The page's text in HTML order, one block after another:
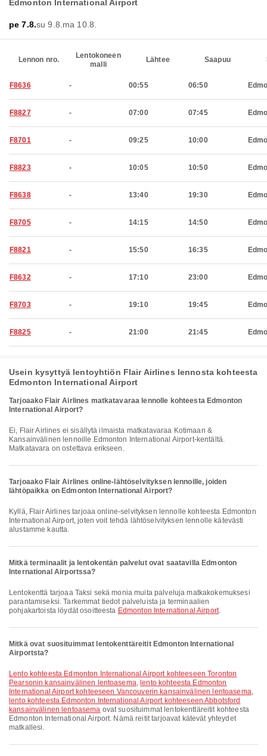
Edmonton International Airport
pe 7.8.su 9.8. ma 10.8.
Lennon nro.
Lentokoneen
malli
Lähtee Saapuu
F8636 - 00:55 06:50
F8827 - 07:00 07:45
F8701 - 09:25 10:00
F8823 - 10:05 10:50
F8638 - 13:40 19:30
F8705 - 14:15 14:50
F8821 - 15:50 16:35
F8632 - 17:10 23:00
F8703 - 19:10 19:45
F8825 - 21:00 21:45
Usein kysyttyä lentoyhtiön Flair Airlines lennosta kohteesta
Edmonton International Airport
Tarjoaako Flair Airlines matkatavaraa lennolle kohteesta Edmonton
International Airport?
Ei, Flair Airlines ei sisällytä ilmaista matkatavaraa Kotimaan &
Kansainvälinen lennoille Edmonton International Airport-kentältä.
Matkatavara on ostettava erikseen.
Tarjoaako Flair Airlines online-lähtöselvityksen lennoille, joiden
lähtöpaikka on Edmonton International Airport?
Kyllä, Flair Airlines tarjoaa online-selvityksen lennolle kohteesta Edmonton
International Airport, joten voit tehdä lähtöselvityksen lennolle kätevästi
alustamme kautta.
Mitkä terminaalit ja lentokentän palvelut ovat saatavilla Edmonton
International Airportssa?
Lentokenttä tarjoaa Taksi sekä monia muita palveluja matkakokemuksesi
parantamiseksi. Tarkemmat tiedot palveluista ja terminaalien
pohjakartoista löydät osoitteesta Edmonton International Airport.
Mitkä ovat suosituimmat lentokenttäreitit Edmonton International
Airportsta?
lento kohteesta Edmonton International Airport kohteeseen Toronton
Pearsonin kansainvälinen lentoasema, lento kohteesta Edmonton
International Airport kohteeseen Vancouverin kansainvälinen lentoasema,
lento kohteesta Edmonton International Airport kohteeseen Abbotsford
kansainvälinen lentoasema ovat suosituimmat lentokenttäreitit kohteesta
Edmonton International Airport. Nämä reitit tarjoavat kätevät yhteydet
matkallesi.